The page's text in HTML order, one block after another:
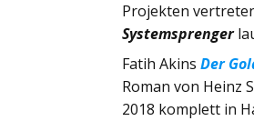
Projekten
Systemsprenger
Fatih AkinsDer
Roman von Heinz
2018 komplett in